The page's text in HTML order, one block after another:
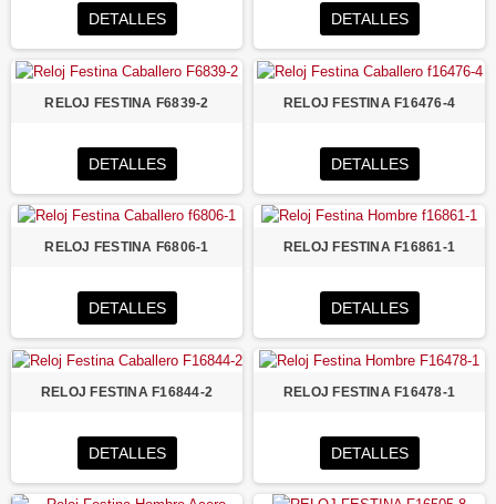
DETALLES DETALLES
RELOJ FESTINA F6839-2
DETALLES
RELOJ FESTINA F16476-4
DETALLES
RELOJ FESTINA F6806-1
DETALLES
RELOJ FESTINA F16861-1
DETALLES
RELOJ FESTINA F16844-2
DETALLES
RELOJ FESTINA F16478-1
DETALLES